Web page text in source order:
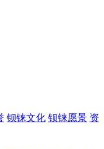
钡铼文化 钡铼愿景 资